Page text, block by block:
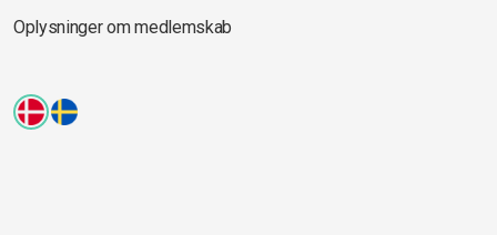
Oplysninger om medlemskab